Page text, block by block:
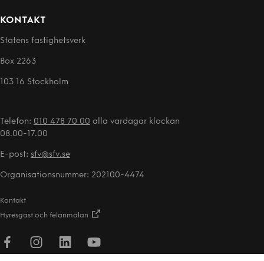
KONTAKT
Statens fastighetsverk
Box 2263
103 16 Stockholm
Telefon: 010 478 70 00 alla vardagar klockan
08.00-17.00
E-post: sfv@sfv.se
Organisationsnummer: 202100-4474
Kontakt
Hyresgäst och felanmälan